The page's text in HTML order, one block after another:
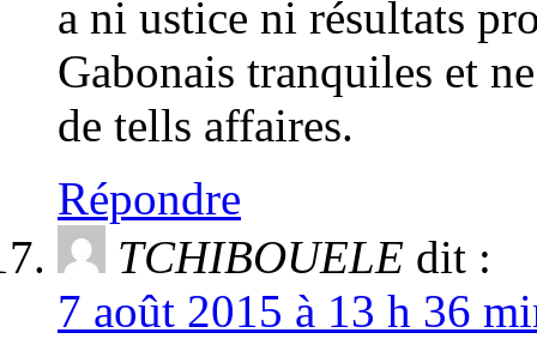
a ni ustice ni résultats
Gabonais tranquiles et
de tells affaires.
Répondre
TCHIBOUELE dit :
7 août 2015 à 13 h 36